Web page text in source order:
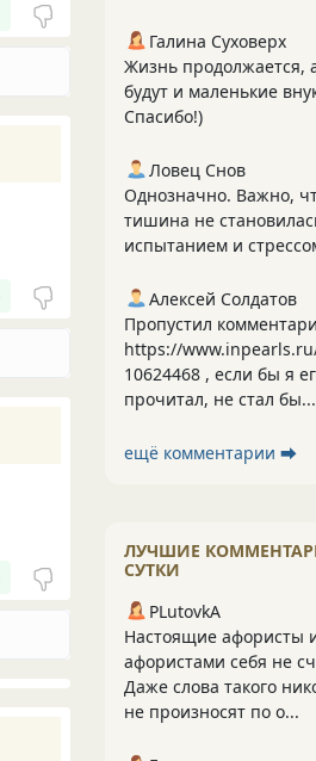
Галина Суховерх
Жизнь продолжается,
будут и маленькие
Спасибо!)
Ловец Снов
Однозначно. Важно,
тишина не
испытанием и
Алексей Солдатов
Пропустил
https://
10624468 , если бы я
прочитал, не стал бы...
ещё комментарии ⮕
ЛУЧШИЕ
СУТКИ
PLutоvkА
Настоящие афористы
афористами себя не
Даже слова такого
не произносят по о...